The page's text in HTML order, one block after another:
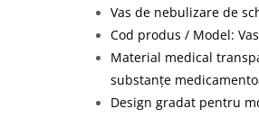
Vas de nebulizare de
Cod produs / Model:
Material medical
substanțe
Design gradat pentru